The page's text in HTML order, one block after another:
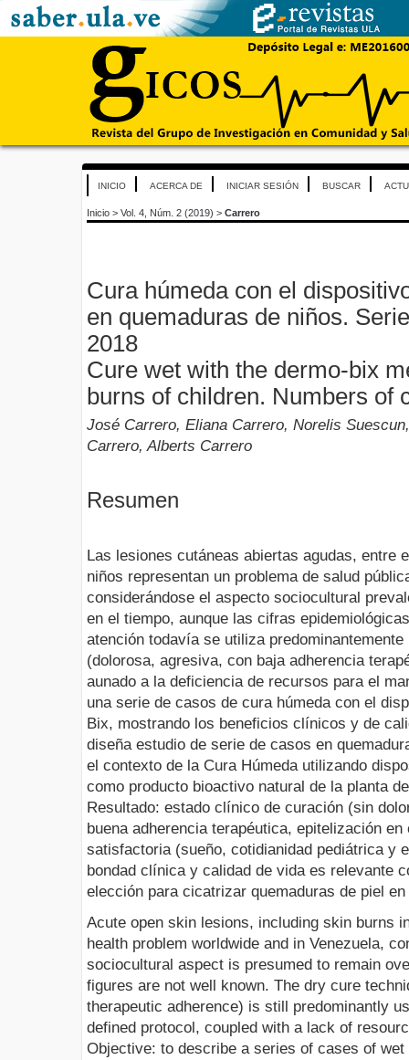
INICIO ACERCA DE INICIAR SESIÓN BUSCAR
Inicio > Vol. 4, Núm. 2 (2019) > Carrero
Cura húmeda con el
en quemaduras de niños.
2018
Cure wet with the dermo-bix
burns of children. Numbers of
José Carrero, Eliana Carrero, Norelis
Carrero, Alberts Carrero
Resumen
Las lesiones cutáneas abiertas agudas, entre
niños representan un problema de salud
considerándose el aspecto sociocultural
en el tiempo, aunque las cifras
atención todavía se utiliza
(dolorosa, agresiva, con baja adherencia
aunado a la deficiencia de recursos para el
una serie de casos de cura húmeda con el
Bix, mostrando los beneficios clínicos y de
diseña estudio de serie de casos en
el contexto de la Cura Húmeda utilizando
como producto bioactivo natural de la planta
Resultado: estado clínico de curación (sin
buena adherencia terapéutica, epitelización
satisfactoria (sueño, cotidianidad pediátrica y
bondad clínica y calidad de vida es relevante
elección para cicatrizar quemaduras de piel
Acute open skin lesions, including skin burns
health problem worldwide and in Venezuela,
sociocultural aspect is presumed to remain
figures are not well known. The dry cure
therapeutic adherence) is still predominantly
defined protocol, coupled with a lack of
Objective: to describe a series of cases of